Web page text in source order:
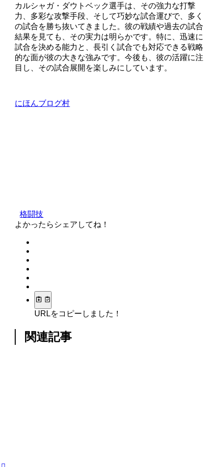
カルシャガ・ダウトベック選手は、その強力な打撃
力、多彩な攻撃手段、そして巧妙な試合運びで、多く
の試合を勝ち抜いてきました。彼の戦績や過去の試合
結果を見ても、その実力は明らかです。特に、迅速に
試合を決める能力と、長引く試合でも対応できる戦略
的な面が彼の大きな強みです。今後も、彼の活躍に注
目し、その試合展開を楽しみにしています。
にほんブログ村
格闘技
よかったらシェアしてね！
URLをコピーしました！
関連記事